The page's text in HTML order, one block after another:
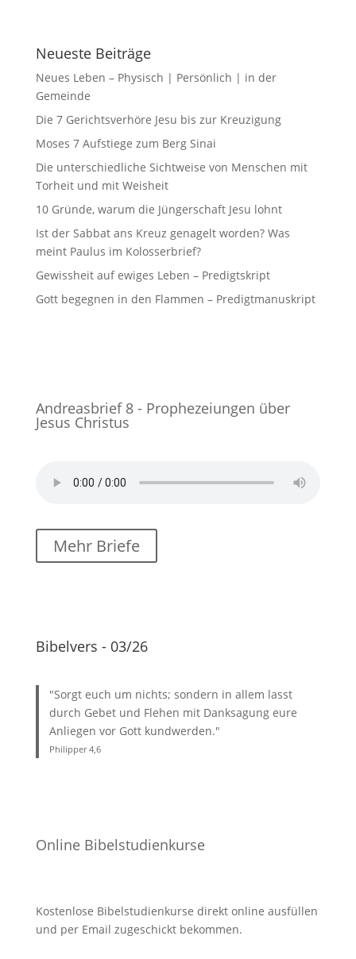
Neueste Beiträge
Neues Leben – Physisch | Persönlich | in der
Gemeinde
Die 7 Gerichtsverhöre Jesu bis zur Kreuzigung
Moses 7 Aufstiege zum Berg Sinai
Die unterschiedliche Sichtweise von Menschen mit
Torheit und mit Weisheit
10 Gründe, warum die Jüngerschaft Jesu lohnt
Ist der Sabbat ans Kreuz genagelt worden? Was
meint Paulus im Kolosserbrief?
Gewissheit auf ewiges Leben – Predigtskript
Gott begegnen in den Flammen – Predigtmanuskript
Andreasbrief 8 - Prophezeiungen über
Jesus Christus
Mehr Briefe
Bibelvers - 03/26
"Sorgt euch um nichts; sondern in allem lasst
durch Gebet und Flehen mit Danksagung eure
Anliegen vor Gott kundwerden."
Philipper 4,6
Online Bibelstudienkurse
Kostenlose Bibelstudienkurse direkt online ausfüllen
und per Email zugeschickt bekommen.